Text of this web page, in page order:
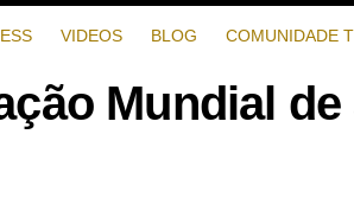
VIDEOS BLOG COMUNIDADE
Mundial de